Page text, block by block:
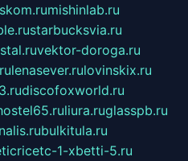
mishinlab.ru
starbucksvia.ru
vektor-doroga.ru
lenasever.rulovinskix.ru
discofoxworld.ru
liura.ruglasspb.ru
bulkitula.ru
1-xbetti-5.ru